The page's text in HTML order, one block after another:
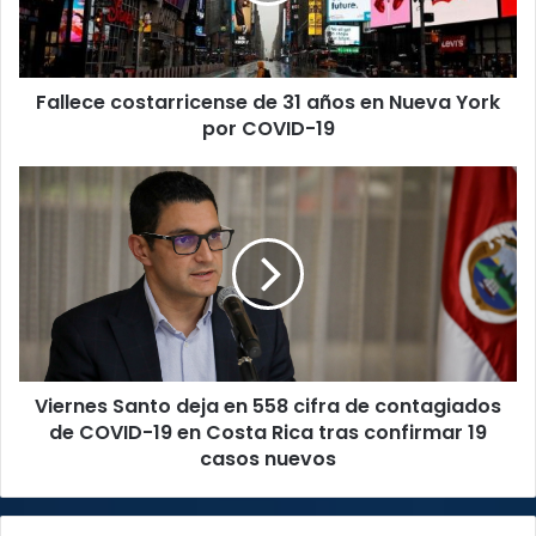
Nueva
York
por
COVID-
Fallece costarricense de 31 años en Nueva York
por COVID-19
Santo
contagiados
de
COVID-
Rica
Viernes Santo deja en 558 cifra de contagiados
de COVID-19 en Costa Rica tras confirmar 19
casos nuevos